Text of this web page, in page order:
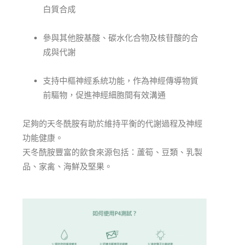
白質合成
參與其他胺基酸、碳水化合物及核苷酸的合
成與代謝
支持中樞神經系統功能，作為神經傳導物質
前驅物，促進神經細胞間有效溝通
足夠的天冬酰胺有助於維持平衡的代謝過程及神經
功能健康。
天冬酰胺豐富的飲食來源包括：蘆筍、豆類、乳製
品、家禽、海鮮及堅果。